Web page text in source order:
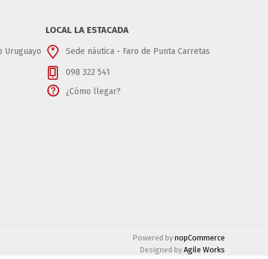
Uruguayo
LOCAL LA ESTACADA
Sede náutica - Faro de Punta Carretas
098 322 541
¿Cómo llegar?
Powered by nopCommerce
Designed by Agile Works